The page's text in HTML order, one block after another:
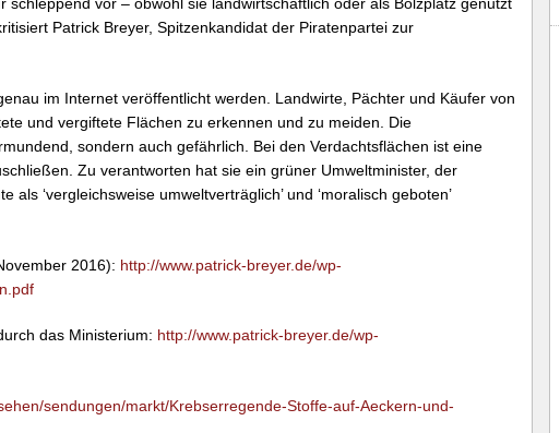
Patrick Breyer, Spitzenkandidat der Piratenpartei zur
im Internet veröffentlicht werden. Landwirte, Pächter und Käufer von
und vergiftete Flächen zu erkennen und zu meiden. Die
sondern auch gefährlich. Bei den Verdachtsflächen ist eine
Zu verantworten hat sie ein grüner Umweltminister, der
‘vergleichsweise umweltverträglich’ und ‘moralisch geboten’
2016): http://www.patrick-breyer.de/wp-
das Ministerium: http://www.patrick-breyer.de/wp-
sendungen/markt/Krebserregende-Stoffe-auf-Aeckern-und-